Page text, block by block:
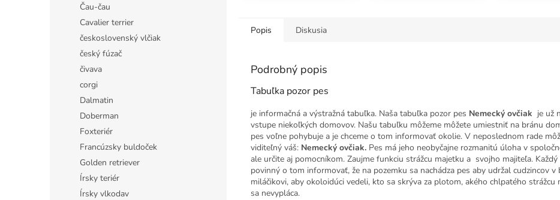
Čau-čau
Cavalier terrier
československý vlčiak
český fúzač
čivava
corgi
Dalmatin
Doberman
Foxteriér
Francúzsky buldoček
Golden retriever
Írsky teriér
Írsky vlkodav
Popis Diskusia
Podrobný popis
Tabuľka pozor pes
je informačná a výstražná tabuľka. Naša tabuľka pozor pes Nemecký ovčiak je už
vstupe niekoľkých domovov. Našu tabuľku môžeme môžete umiestniť na bránu
pes voľne pohybuje a je chceme o tom informovať okolie. V neposlednom rade
viditeľný váš: Nemecký ovčiak. Pes má jeho neobyčajne rozmanitú úloha v
ale určite aj pomocníkom. Zaujme funkciu strážcu majetku a svojho majiteľa.
povinný o tom informovať, že na pozemku sa nachádza pes aby udržal cudzincov
miláčikovi, aby okoloidúci vedeli, kto sa skrýva za plotom, akého chlpatého
sa nevypláca.